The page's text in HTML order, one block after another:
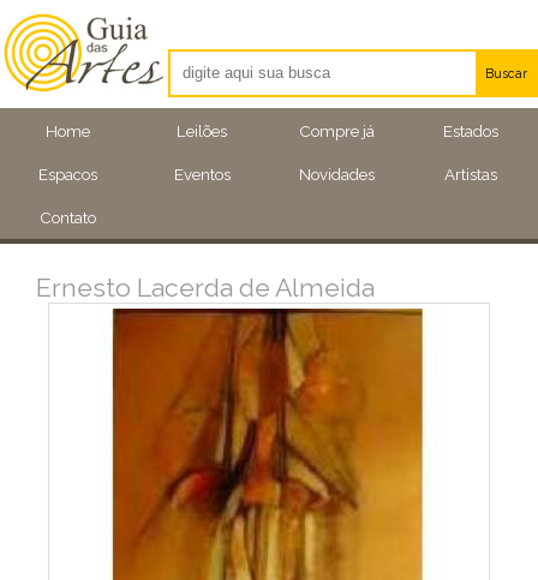
Home Leilões Compre já Estados
Espacos Eventos Novidades Artistas
Contato
Buscar
Artistas
Eventos
Ernesto Lacerda de Almeida